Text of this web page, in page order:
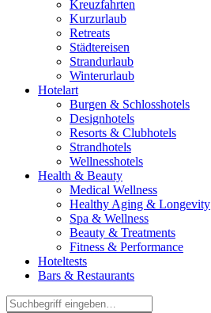
Kreuzfahrten
Kurzurlaub
Retreats
Städtereisen
Strandurlaub
Winterurlaub
Hotelart
Burgen & Schlosshotels
Designhotels
Resorts & Clubhotels
Strandhotels
Wellnesshotels
Health & Beauty
Medical Wellness
Healthy Aging & Longevity
Spa & Wellness
Beauty & Treatments
Fitness & Performance
Hoteltests
Bars & Restaurants